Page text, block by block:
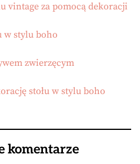
vintage za pomocą dekoracji
w stylu boho
zwierzęcym
stołu w stylu boho
komentarze